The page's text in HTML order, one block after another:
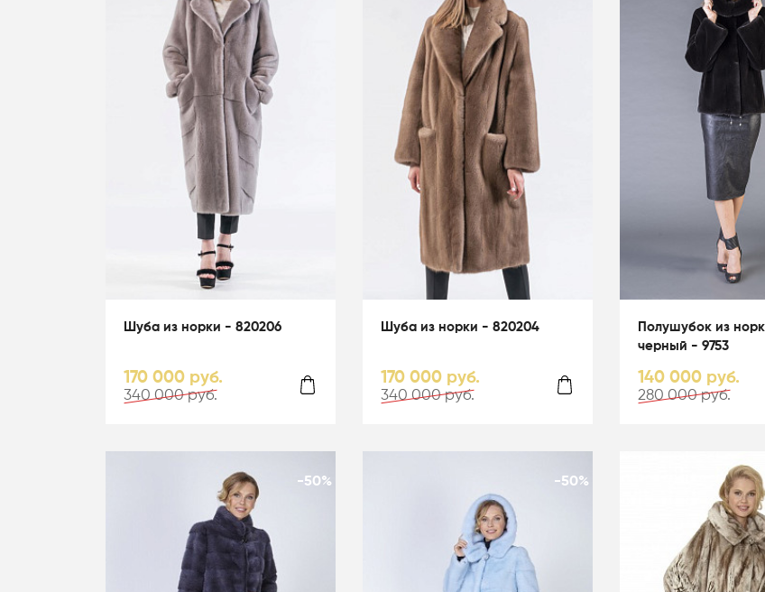
Шуба из норки - 820206
170 000 руб.
340 000 руб.
Шуба из норки - 820204
170 000 руб.
340 000 руб.
Полушубок из
черный - 9753
140 000 руб.
280 000 руб.
-50% -50%